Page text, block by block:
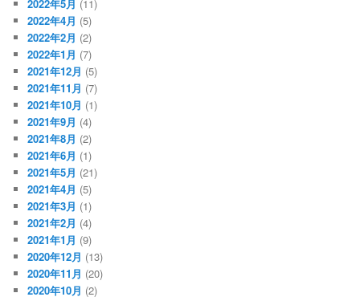
2022年5月 (11)
2022年4月 (5)
2022年2月 (2)
2022年1月 (7)
2021年12月 (5)
2021年11月 (7)
2021年10月 (1)
2021年9月 (4)
2021年8月 (2)
2021年6月 (1)
2021年5月 (21)
2021年4月 (5)
2021年3月 (1)
2021年2月 (4)
2021年1月 (9)
2020年12月 (13)
2020年11月 (20)
2020年10月 (2)